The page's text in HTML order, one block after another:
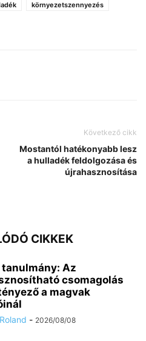
környezetszennyezés
Következő cikk
Mostantól hatékonyabb lesz
a hulladék feldolgozása és
újrahasznosítása
CIKKEK
Az
csomagolás
a magvak
- 2026/08/08